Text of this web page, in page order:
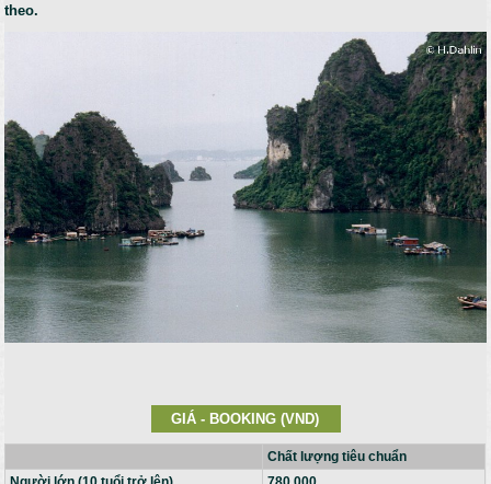
theo.
GIÁ - BOOKING (VND)
Chất lượng tiêu chuẩn